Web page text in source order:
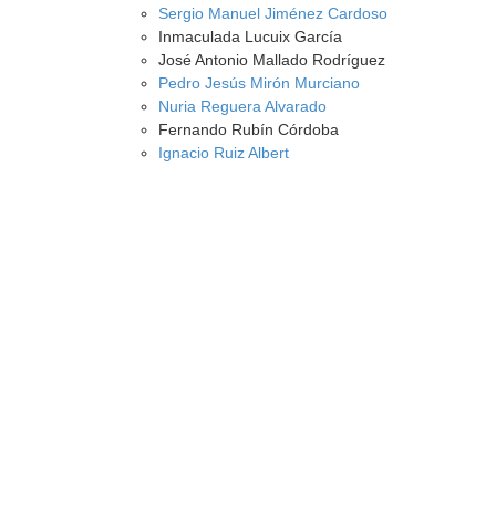
Sergio Manuel Jiménez Cardoso
Inmaculada Lucuix García
José Antonio Mallado Rodríguez
Pedro Jesús Mirón Murciano
Nuria Reguera Alvarado
Fernando Rubín Córdoba
Ignacio Ruiz Albert